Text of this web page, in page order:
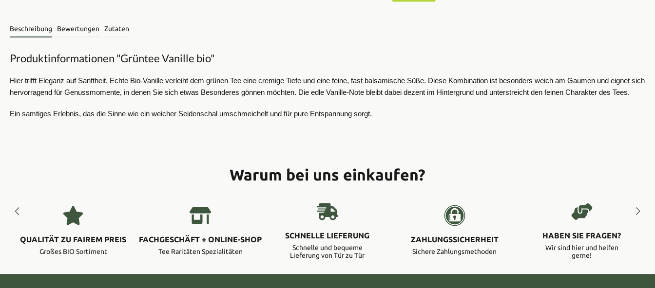
Beschreibung Bewertungen Zutaten
Produktinformationen "Grüntee Vanille bio"
Hier trifft Eleganz auf Sanftheit. Echte Bio-Vanille verleiht dem grünen Tee eine cremige Tiefe und eine feine, fast balsamische Süße. Diese Kombination ist besonders weich am Gaumen und eignet sich
hervorragend für Genussmomente, in denen Sie sich etwas Besonderes gönnen möchten. Die edle Vanille-Note bleibt dabei dezent im Hintergrund und unterstreicht den feinen Charakter des Tees.
Ein samtiges Erlebnis, das die Sinne wie ein weicher Seidenschal umschmeichelt und für pure Entspannung sorgt.
Warum bei uns einkaufen?
QUALITÄT ZU FAIREM PREIS
Großes BIO Sortiment
FACHGESCHÄFT + ONLINE-SHOP
Tee Raritäten Spezialitäten
SCHNELLE LIEFERUNG
Schnelle und bequeme
Lieferung von Tür zu Tür
ZAHLUNGSSICHERHEIT
Sichere Zahlungsmethoden
HABEN SIE FRAGEN?
Wir sind hier und helfen
gerne!